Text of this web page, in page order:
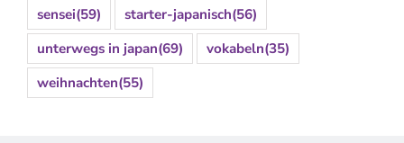
sensei(59) starter-japanisch(56)
unterwegs in japan(69) vokabeln(35)
weihnachten(55)